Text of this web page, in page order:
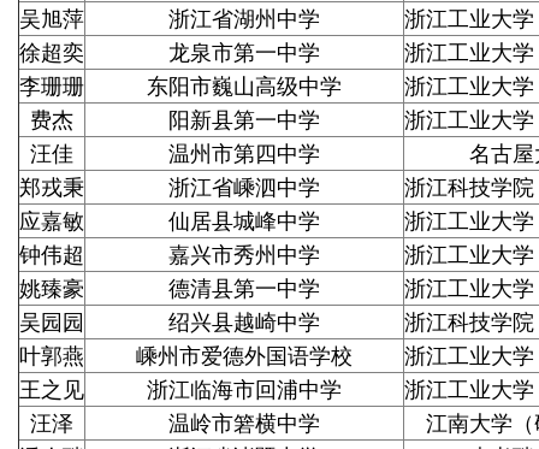
吴旭萍
浙江省湖州中学
浙江工业大
徐超奕
龙泉市第一中学
浙江工业大
李珊珊
东阳市巍山高级中学
浙江工业大
费杰
阳新县第一中学
浙江工业大
汪佳
温州市第四中学
名古屋
郑戎秉
浙江省嵊泗中学
浙江科技学
应嘉敏
仙居县城峰中学
浙江工业大
钟伟超
嘉兴市秀州中学
浙江工业大
姚臻豪
德清县第一中学
浙江工业大
吴园园
绍兴县越崎中学
浙江科技学
叶郭燕
嵊州市爱德外国语学校
浙江工业大
王之见
浙江临海市回浦中学
浙江工业大
汪泽
温岭市箬横中学
江南大学